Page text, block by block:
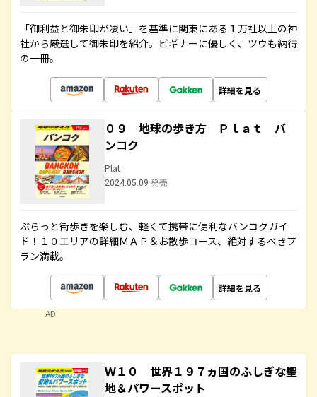
「御利益と御朱印が凄い」を基準に関東にある１万社以上の神
社から厳選して御朱印を紹介。ビギナーに優しく、ツウも納得
の一冊。
詳細を見る
０９ 地球の歩き方 Ｐｌａｔ バ
ンコク
Plat
2024.05.09 発売
ぷらっと街歩きを楽しむ、軽くて携帯に便利なバンコクガイ
ド！１０エリアの詳細ＭＡＰ＆お散歩コース、絶対するべきプ
ラン満載。
詳細を見る
AD
Ｗ１０ 世界１９７ヵ国のふしぎな聖
地＆パワースポット